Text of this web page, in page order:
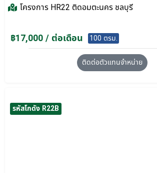
โครงการ HR22 ติดอมตะนคร ชลบุรี
฿17,000 / ต่อเดือน 100 ตรม.
ติดต่อตัวแทนจำหน่าย
รหัสโกดัง R22B